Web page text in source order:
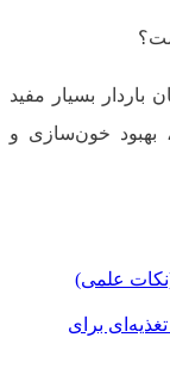
باردار بسیار مفید
بهبود خون‌سازی و
علمی)
برای